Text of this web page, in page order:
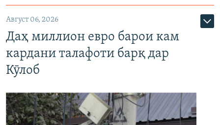
Август 06, 2026
Даҳ миллион евро барои кам
кардани талафоти барқ дар
Кӯлоб